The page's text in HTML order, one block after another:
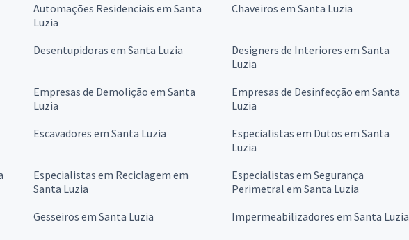
Automações Residenciais em Santa
Luzia
Chaveiros em Santa Luzia
Desentupidoras em Santa Luzia
Designers de Interiores em Santa
Luzia
Empresas de Demolição em Santa
Luzia
Empresas de Desinfecção em Santa
Luzia
Escavadores em Santa Luzia
Especialistas em Dutos em Santa
Luzia
Especialistas em Reciclagem em
Santa Luzia
Especialistas em Segurança
Perimetral em Santa Luzia
Gesseiros em Santa Luzia Impermeabilizadores em Santa Luzia